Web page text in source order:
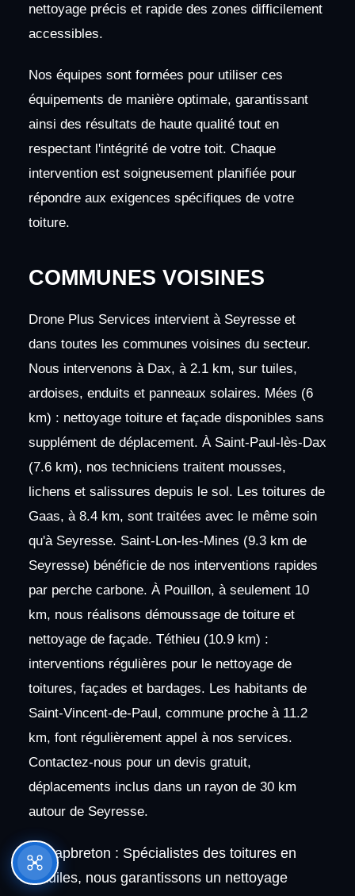
nettoyage précis et rapide des zones difficilement
accessibles.
Nos équipes sont formées pour utiliser ces
équipements de manière optimale, garantissant
ainsi des résultats de haute qualité tout en
respectant l'intégrité de votre toit. Chaque
intervention est soigneusement planifiée pour
répondre aux exigences spécifiques de votre
toiture.
COMMUNES VOISINES
Drone Plus Services intervient à Seyresse et
dans toutes les communes voisines du secteur.
Nous intervenons à Dax, à 2.1 km, sur tuiles,
ardoises, enduits et panneaux solaires. Mées (6
km) : nettoyage toiture et façade disponibles sans
supplément de déplacement. À Saint-Paul-lès-Dax
(7.6 km), nos techniciens traitent mousses,
lichens et salissures depuis le sol. Les toitures de
Gaas, à 8.4 km, sont traitées avec le même soin
qu'à Seyresse. Saint-Lon-les-Mines (9.3 km de
Seyresse) bénéficie de nos interventions rapides
par perche carbone. À Pouillon, à seulement 10
km, nous réalisons démoussage de toiture et
nettoyage de façade. Téthieu (10.9 km) :
interventions régulières pour le nettoyage de
toitures, façades et bardages. Les habitants de
Saint-Vincent-de-Paul, commune proche à 11.2
km, font régulièrement appel à nos services.
Contactez-nous pour un devis gratuit,
déplacements inclus dans un rayon de 30 km
autour de Seyresse.
Capbreton : Spécialistes des toitures en
tuiles, nous garantissons un nettoyage